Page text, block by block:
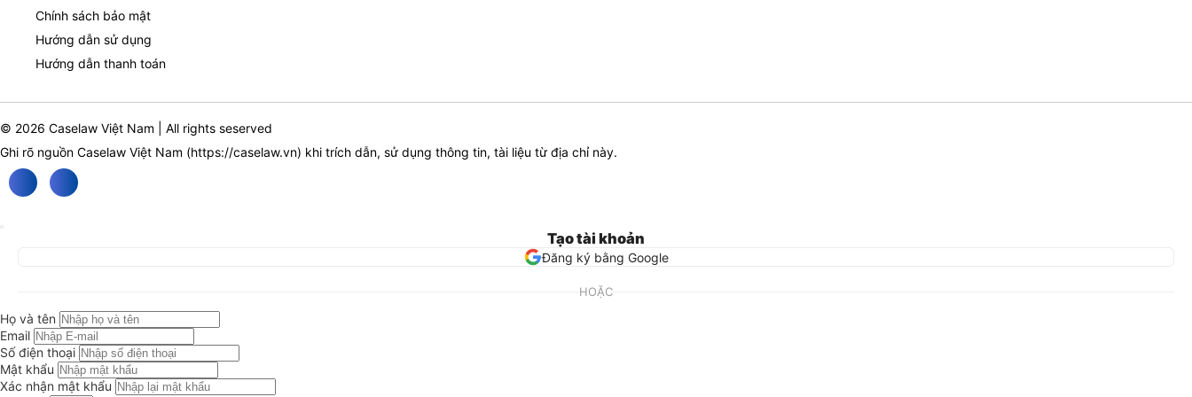
Chính sách bảo mật
Hướng dẫn sử dụng
Hướng dẫn thanh toán
© 2026 Caselaw Việt Nam | All rights seserved
Ghi rõ nguồn Caselaw Việt Nam (https://caselaw.vn) khi trích dẫn, sử dụng thông tin, tài liệu từ địa chỉ này.
Tạo tài khoản
Đăng ký bằng Google
HOẶC
Họ và tên
Email
Số điện thoại
Mật khẩu
Xác nhận mật khẩu